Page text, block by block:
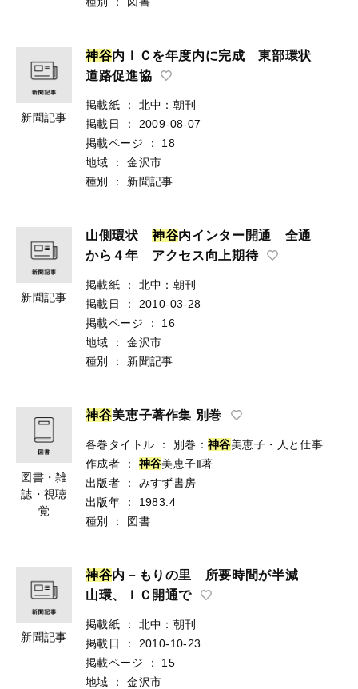
新聞記事
神谷内ＩＣを年度内に完成 東部環状
道路促進協
掲載紙 ：
北中：朝刊
掲載日
：
2009-08-07
掲載ページ
：
18
地域
：
金沢市
種別
： 新聞記事
新聞記事
山側環状神谷内インター開通 全通
から４年 アクセス向上期待
掲載紙 ：
北中：朝刊
掲載日
：
2010-03-28
掲載ページ
：
16
地域
：
金沢市
種別
： 新聞記事
図書・雑
誌・視聴
覚
神谷美恵子著作集 別巻
各巻タイトル ： 別巻：神谷美恵子・人と仕事
作成者
： 神谷美恵子‖著
出版者
：
みすず書房
出版年
：
1983.4
種別
： 図書
新聞記事
神谷内－もりの里 所要時間が半減
山環、ＩＣ開通で
掲載紙 ：
北中：朝刊
掲載日
：
2010-10-23
掲載ページ
：
15
地域
：
金沢市